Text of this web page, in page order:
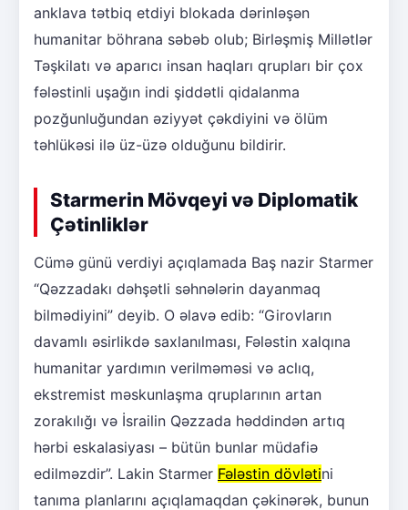
anklava tətbiq etdiyi blokada dərinləşən
humanitar böhrana səbəb olub; Birləşmiş Millətlər
Təşkilatı və aparıcı insan haqları qrupları bir çox
fələstinli uşağın indi şiddətli qidalanma
pozğunluğundan əziyyət çəkdiyini və ölüm
təhlükəsi ilə üz-üzə olduğunu bildirir.
Starmerin Mövqeyi və Diplomatik
Çətinliklər
Cümə günü verdiyi açıqlamada Baş nazir Starmer
“Qəzzadakı dəhşətli səhnələrin dayanmaq
bilmədiyini” deyib. O əlavə edib: “Girovların
davamlı əsirlikdə saxlanılması, Fələstin xalqına
humanitar yardımın verilməməsi və aclıq,
ekstremist məskunlaşma qruplarının artan
zorakılığı və İsrailin Qəzzada həddindən artıq
hərbi eskalasiyası – bütün bunlar müdafiə
edilməzdir”. Lakin Starmer Fələstin dövlətini
tanıma planlarını açıqlamaqdan çəkinərək, bunun